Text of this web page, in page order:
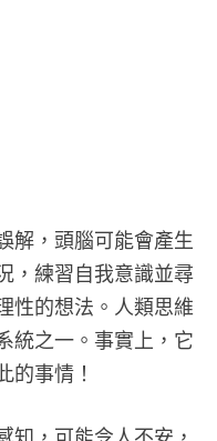
解，頭腦可能會產生
，練習自我意識並尋
性的想法。人類思維
統之一。事實上，它
的事情！